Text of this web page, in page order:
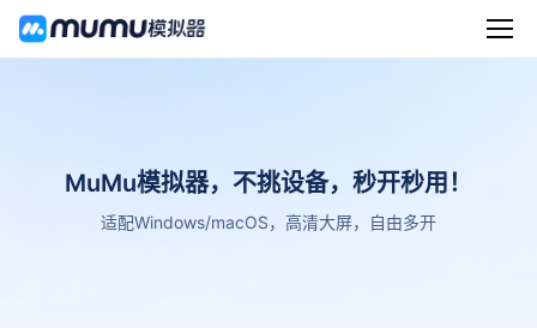
MuMu模拟器，不挑设备，秒开秒用！
适配Windows/macOS，高清大屏，自由多开